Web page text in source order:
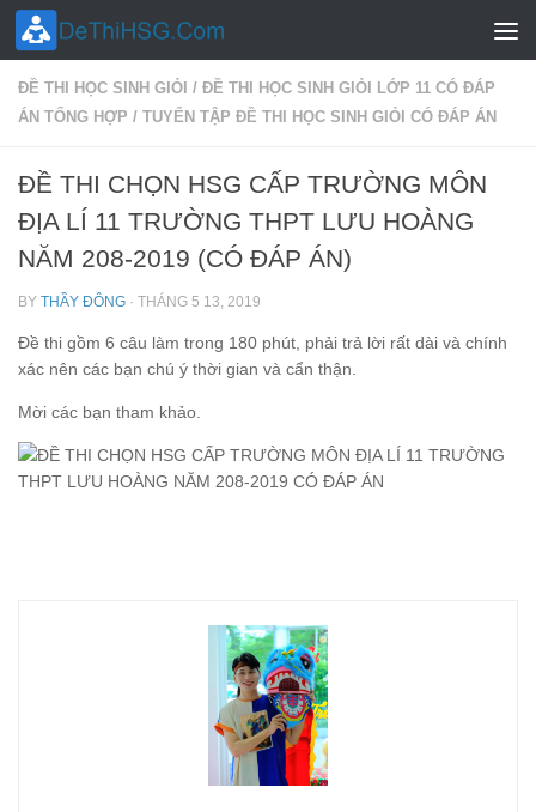
Skip to content
ĐỀ THI HỌC SINH GIỎI / ĐỀ THI HỌC SINH GIỎI LỚP 11 CÓ ĐÁP
ÁN TỔNG HỢP / TUYỂN TẬP ĐỀ THI HỌC SINH GIỎI CÓ ĐÁP ÁN
ĐỀ THI CHỌN HSG CẤP TRƯỜNG MÔN
ĐỊA LÍ 11 TRƯỜNG THPT LƯU HOÀNG
NĂM 208-2019 (CÓ ĐÁP ÁN)
BY THẦY ĐÔNG · THÁNG 5 13, 2019
Đề thi gồm 6 câu làm trong 180 phút, phải trả lời rất dài và chính
xác nên các bạn chú ý thời gian và cẩn thận.
Mời các bạn tham khảo.